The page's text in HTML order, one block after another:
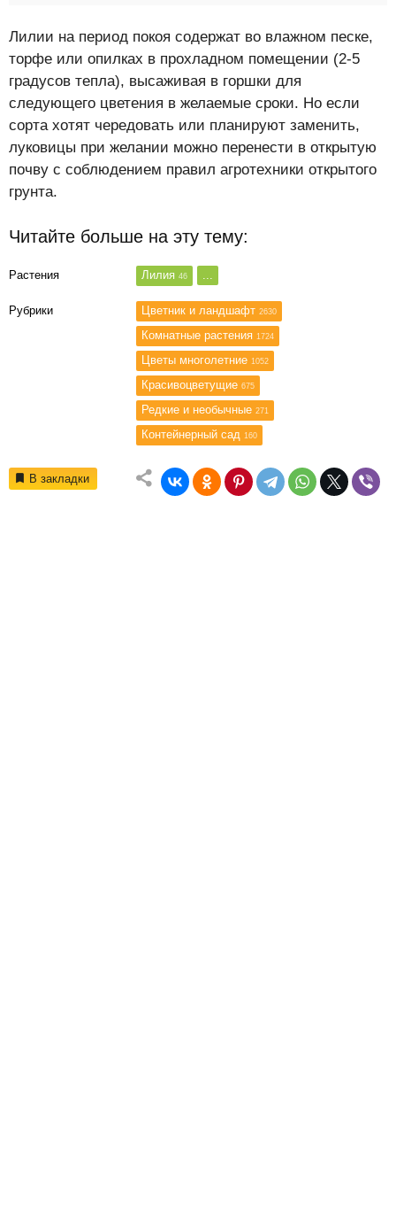
Лилии на период покоя содержат во влажном песке,
торфе или опилках в прохладном помещении (2-5
градусов тепла), высаживая в горшки для
следующего цветения в желаемые сроки. Но если
сорта хотят чередовать или планируют заменить,
луковицы при желании можно перенести в открытую
почву с соблюдением правил агротехники открытого
грунта.
Читайте больше на эту тему:
Растения Лилия 46
Рубрики Цветник и ландшафт 2630
Комнатные растения 1724
Цветы многолетние 1052
Красивоцветущие 675
Редкие и необычные 271
Контейнерный сад 160
В закладки